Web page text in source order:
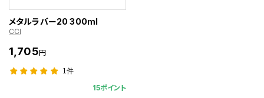
メタルラバー20 300ml
CCI
1,705円
1件
15ポイント